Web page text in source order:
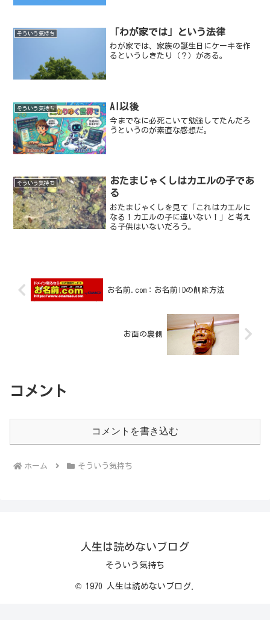
そういう気持ち 「わが家では」という法律
わが家では、家族の誕生日にケーキを作
るというしきたり（？）がある。
そういう気持ち AI以後
今までなに必死こいて勉強してたんだろ
うというのが素直な感想だ。
そういう気持ち
おたまじゃくしはカエルの子であ
る
おたまじゃくしを見て「これはカエルに
なる！カエルの子に違いない！」と考え
る子供はいないだろう。
お名前.com：お名前IDの削除方法
お面の裏側
コメント
コメントを書き込む
ホーム そういう気持ち
人生は読めないブログ
そういう気持ち
© 1970 人生は読めないブログ.